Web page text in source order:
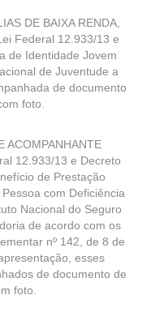
DE BAIXA RENDA,
Federal 12.933/13 e
de Identidade Jovem
de Juventude a
de documento
foto.
ACOMPANHANTE
12.933/13 e Decreto
de Prestação
com Deficiência
Nacional do Seguro
de acordo com os
nº 142, de 8 de
esses
de documento de
foto.